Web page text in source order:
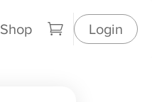
Shop Login